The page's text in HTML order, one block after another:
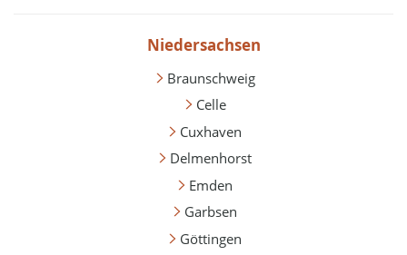
Niedersachsen
Braunschweig
Celle
Cuxhaven
Delmenhorst
Emden
Garbsen
Göttingen